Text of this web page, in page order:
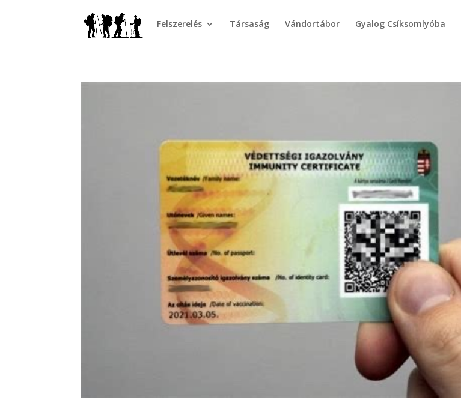
Felszerelés Társaság Vándortábor Gyalog Csíksomlyóba